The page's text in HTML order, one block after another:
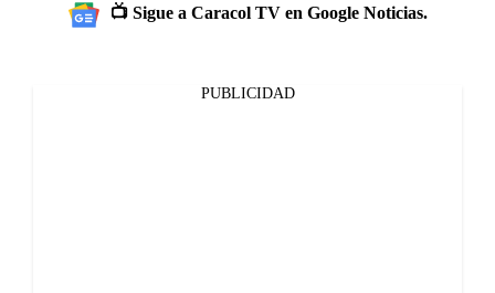
📺 Sigue a Caracol TV en Google Noticias.
PUBLICIDAD